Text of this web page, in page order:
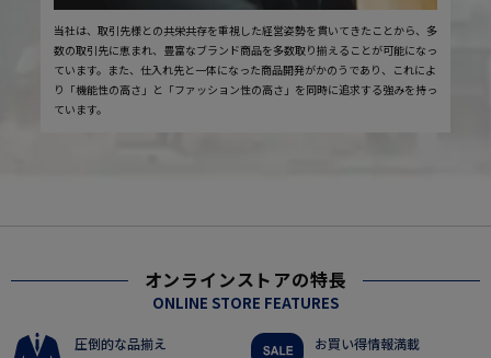
当社は、取引先様との共栄共存を重視した経営姿勢を貫いてきたことから、多
数の取引先に恵まれ、豊富なブランド商品を多数取り揃えることが可能になっ
ています。また、仕入れ先と一体になった商品開発がかのうであり、これによ
り「機能性の高さ」と「ファッション性の高さ」を同時に追求する強みを持っ
ています。
オンラインストアの特長
ONLINE STORE FEATURES
圧倒的な品揃え お買い得情報満載